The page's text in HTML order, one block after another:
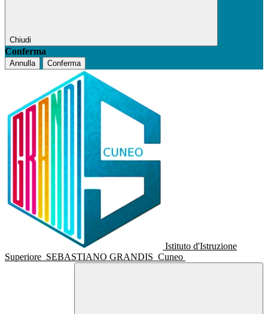
Chiudi
Conferma
Annulla Conferma
Istituto d'Istruzione
Superiore SEBASTIANO GRANDIS Cuneo